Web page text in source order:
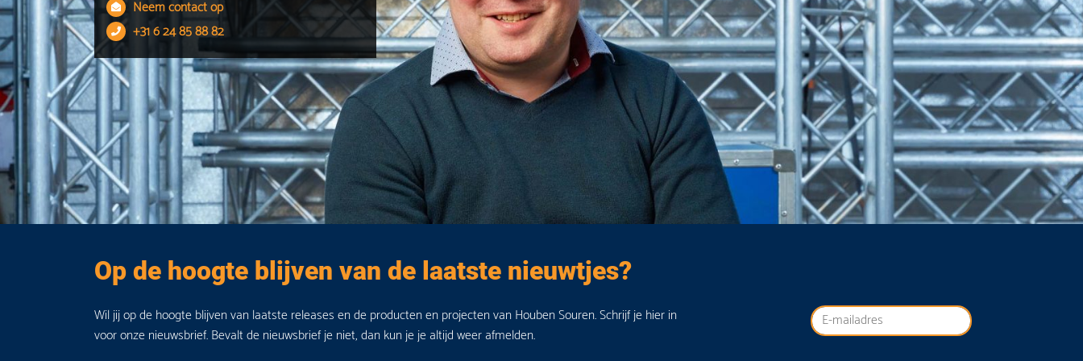
Neem contact op
+31 6 24 85 88 82
Op de hoogte blijven van de laatste nieuwtjes?
Wil jij op de hoogte blijven van laatste releases en de producten en projecten van Houben Souren. Schrijf je hier in
voor onze nieuwsbrief. Bevalt de nieuwsbrief je niet, dan kun je je altijd weer afmelden.